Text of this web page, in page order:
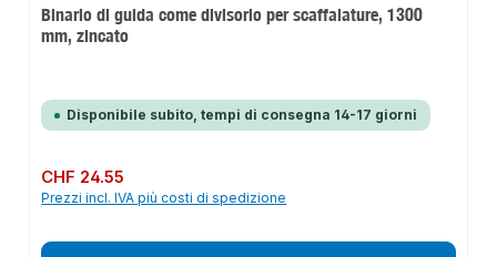
Binario di guida come divisorio per scaffalature, 1300
mm, zincato
Disponibile subito, tempi di consegna 14-17 giorni
Prezzo normale:
CHF 24.55
Prezzi incl. IVA più costi di spedizione